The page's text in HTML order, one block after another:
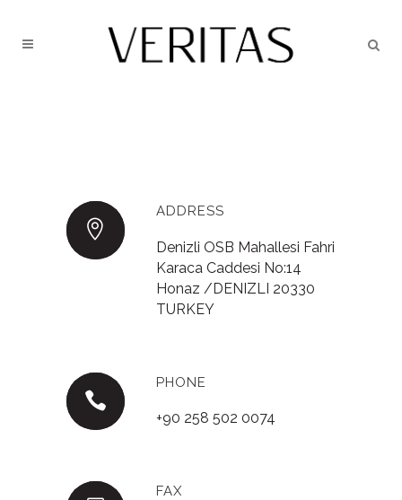
ADDRESS
Denizli OSB Mahallesi Fahri
Karaca Caddesi No:14
Honaz /DENIZLI 20330
TURKEY
PHONE
+90 258 502 0074
FAX